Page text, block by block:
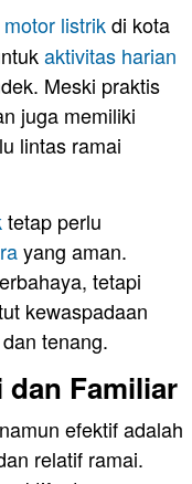
motor listrikdi kota
aktivitas harian
Meski praktis
juga memiliki
lintas ramai
tetap perlu
yang aman.
tetapi
kewaspadaan
tenang.
dan Familiar
efektif adalah
relatif ramai.